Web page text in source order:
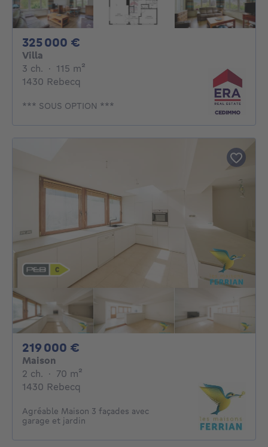
325 000 €
Villa
3 ch. 3 chambres
· 115 m²
1430 Rebecq
*** SOUS OPTION ***
219 000 €
Maison
2 ch. 2 chambres
· 70 m²
1430 Rebecq
Agréable Maison 3 façades avec
garage et jardin